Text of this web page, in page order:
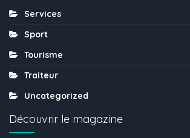
Services
Sport
Tourisme
Traiteur
Uncategorized
Découvrir le magazine